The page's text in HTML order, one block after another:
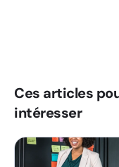
Ces articles
intéresser